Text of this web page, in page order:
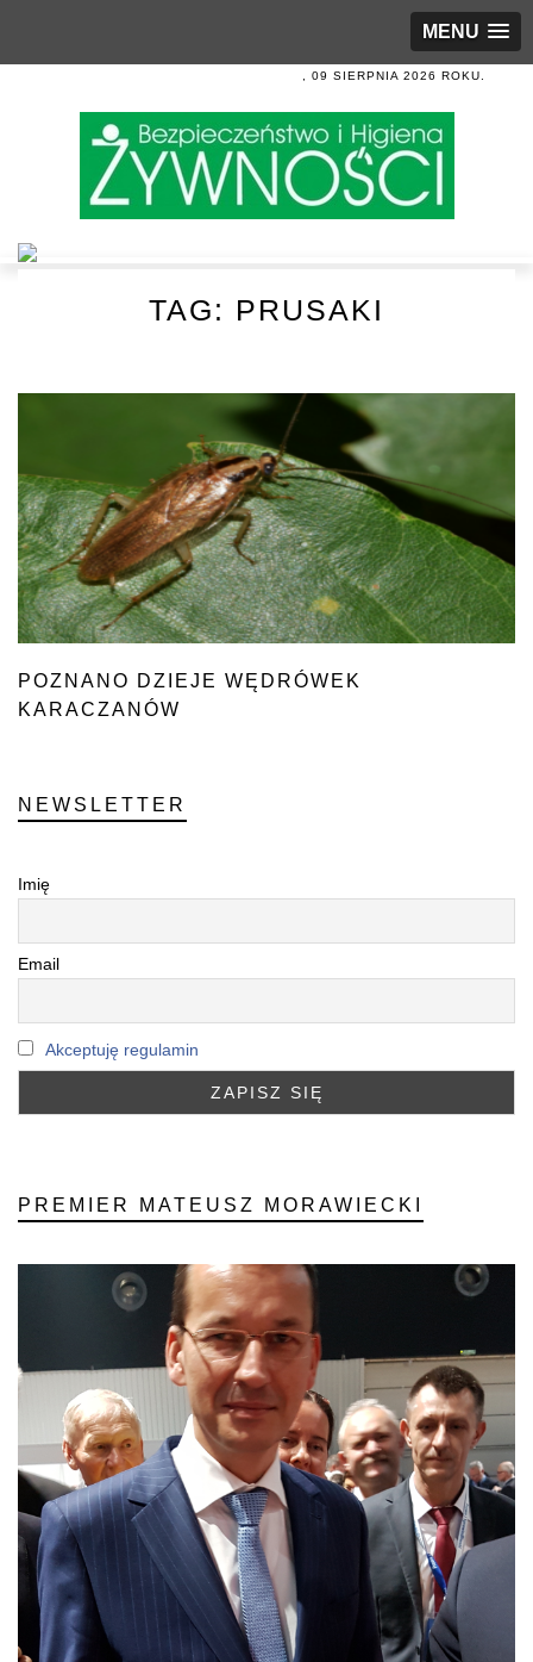
MENU
, 09 SIERPNIA 2026 ROKU.
TAG: PRUSAKI
POZNANO DZIEJE WĘDRÓWEK
KARACZANÓW
NEWSLETTER
Imię
Email
Akceptuję regulamin
PREMIER MATEUSZ MORAWIECKI